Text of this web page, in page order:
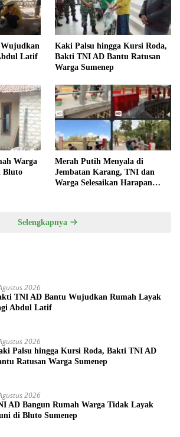
Latif
Kaki Palsu hingga Kursi Roda,
Bakti TNI AD Bantu Ratusan
Warga Sumenep
Warga
Bluto
Merah Putih Menyala di
Jembatan Karang, TNI dan
Warga Selesaikan Harapan
Selengkapnya
2026
TNI AD Bantu Wujudkan Rumah Layak
Abdul Latif
2026
Palsu hingga Kursi Roda, Bakti TNI AD
Ratusan Warga Sumenep
2026
AD Bangun Rumah Warga Tidak Layak
di Bluto Sumenep